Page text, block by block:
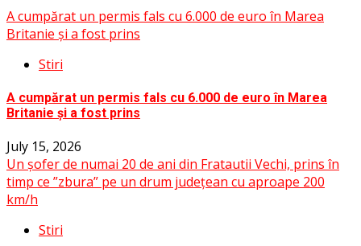
A cumpărat un permis fals cu 6.000 de euro în Marea
Britanie și a fost prins
Stiri
A cumpărat un permis fals cu 6.000 de euro în Marea
Britanie și a fost prins
July 15, 2026
Un șofer de numai 20 de ani din Fratautii Vechi, prins în
timp ce ”zbura” pe un drum județean cu aproape 200
km/h
Stiri